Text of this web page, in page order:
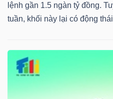
lệnh gần 1.5 ngàn tỷ đồng.
tuần, khối này lại có động